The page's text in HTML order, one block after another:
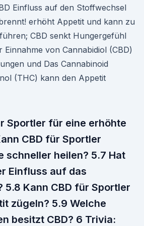
Einfluss auf den Stoffwechsel
erhöht Appetit und kann zu
CBD senkt Hungergefühl
von Cannabidiol (CBD)
und Das Cannabinoid
(THC) kann den Appetit
Sportler für eine erhöhte
CBD für Sportler
schneller heilen? 5.7 Hat
Einfluss auf das
5.8 Kann CBD für Sportler
zügeln? 5.9 Welche
besitzt CBD? 6 Trivia: